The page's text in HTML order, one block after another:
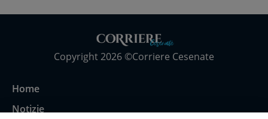
Copyright 2026 ©Corriere Cesenate
Home
Notizie